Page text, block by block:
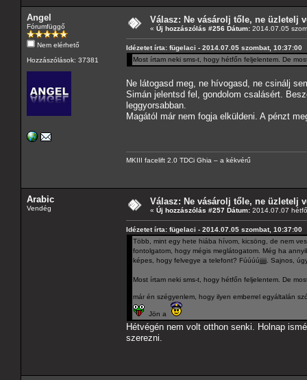
Angel
Fórumfüggő
Nem elérhető
Hozzászólások: 37381
Válasz: Ne vásárolj tőle, ne üzletelj
« Új hozzászólás #256 Dátum: 2014.07.05
Idézetet írta: fügelaci - 2014.07.05 szombat, 10:37:00
Most írtam neki sms-t, hogy hétfőn feljelentem. De
Ne látogasd meg, ne hívogasd, ne csinálj
Simán jelentsd fel, gondolom csalásért.
leggyorsabban.
Magától már nem fogja elküldeni. A pénzt
MKIII facelift 2.0 TDCi Ghia – a kékvérű
Arabic
Vendég
Válasz: Ne vásárolj tőle, ne üzletelj
« Új hozzászólás #257 Dátum: 2014.07.07
Idézetet írta: fügelaci - 2014.07.05 szombat, 10:37:00
Több, mint egy hete hiába hívom, kicsöng, de nem
fontolgatom, hogy mégis meglátogatom. Még ha
képes, hogy felvegye a telefont? Fúúúújjjjj. Sajnos,
Most írtam neki sms-t, hogy hétfőn feljelentem. De
már én szégyenlem, hogy ilyen emberrel egyáltalán
Jön a
Hétvégén nem volt otthon senki. Holnap
szerezni.